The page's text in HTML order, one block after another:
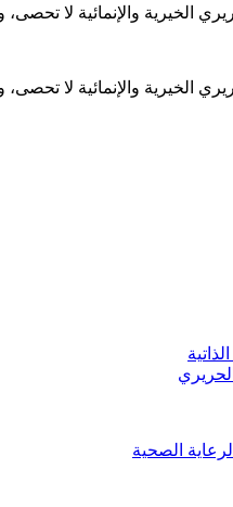
الخيرية والإنمائية لا
الخيرية والإنمائية لا
الصحية